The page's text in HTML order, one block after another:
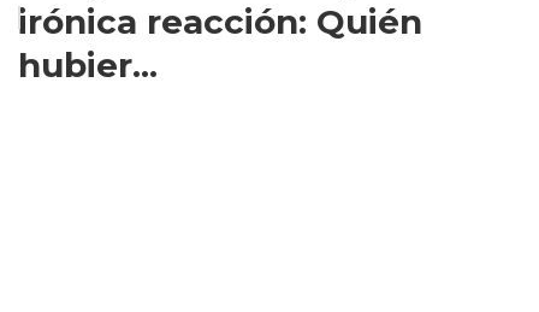
irónica reacción: Quién
hubier...